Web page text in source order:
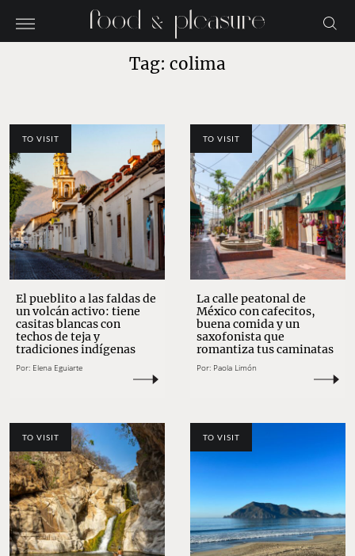
Tag: colima
TO VISIT
El pueblito a las faldas de
un volcán activo: tiene
casitas blancas con
techos de teja y
tradiciones indígenas
Por: Elena Eguiarte
TO VISIT
La calle peatonal de
México con cafecitos,
buena comida y un
saxofonista que
romantiza tus caminatas
Por: Paola Limón
TO VISIT TO VISIT